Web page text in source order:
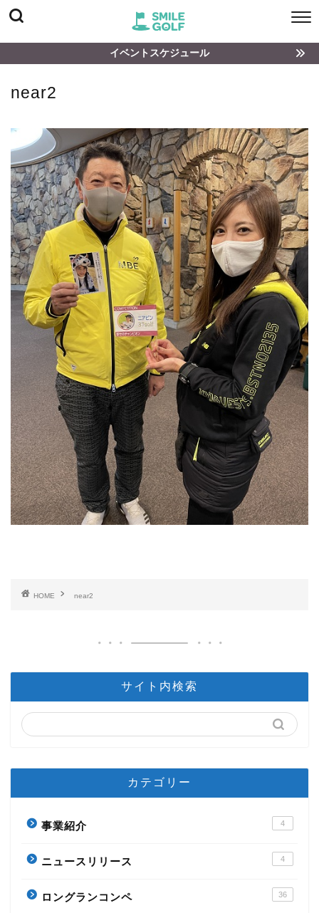
イベントスケジュール
near2
HOME near2
サイト内検索
カテゴリー
事業紹介 4
ニュースリリース 4
ロングランコンペ 36